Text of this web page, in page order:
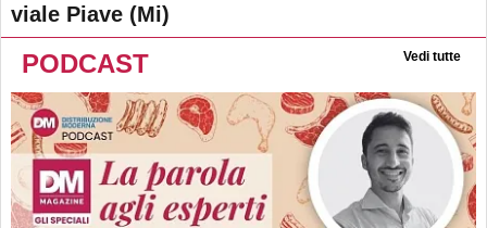
viale Piave (Mi)
PODCAST Vedi tutte